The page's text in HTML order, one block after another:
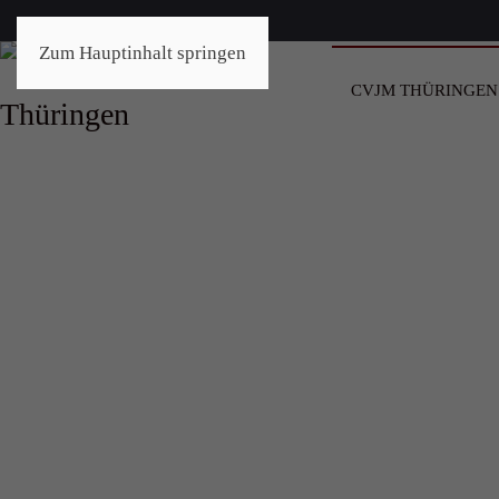
Zum Hauptinhalt springen
CVJM THÜRINGEN